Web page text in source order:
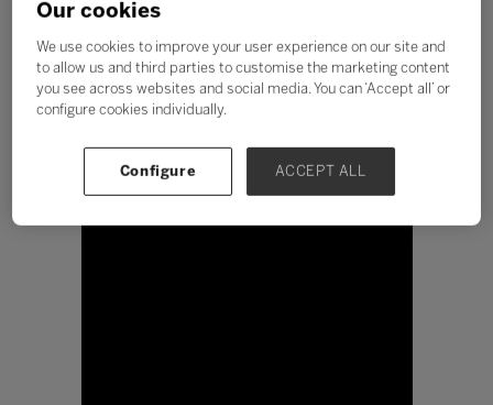
para o futuro que
queremos
Leo Fraiman
Our cookies
We use cookies to improve your user experience on our site and
to allow us and third parties to customise the marketing content
you see across websites and social media. You can ‘Accept all’ or
configure cookies individually.
Configure ACCEPT ALL